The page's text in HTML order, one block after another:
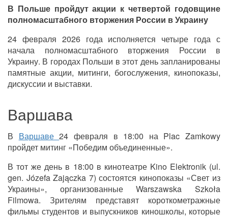
В Польше пройдут акции к четвертой годовщине
полномасштабного вторжения России в Украину
24 февраля 2026 года исполняется четыре года с
начала полномасштабного вторжения России в
Украину. В городах Польши в этот день запланированы
памятные акции, митинги, богослужения, кинопоказы,
дискуссии и выставки.
Варшава
В Варшаве24 февраля в 18:00 на Plac Zamkowy
пройдет митинг «Победим объединенные».
В тот же день в 18:00 в кинотеатре Kino Elektronik (ul.
gen. Józefa Zajączka 7) состоятся кинопоказы «Свет из
Украины», организованные Warszawska Szkoła
Filmowa. Зрителям представят короткометражные
фильмы студентов и выпускников киношколы, которые